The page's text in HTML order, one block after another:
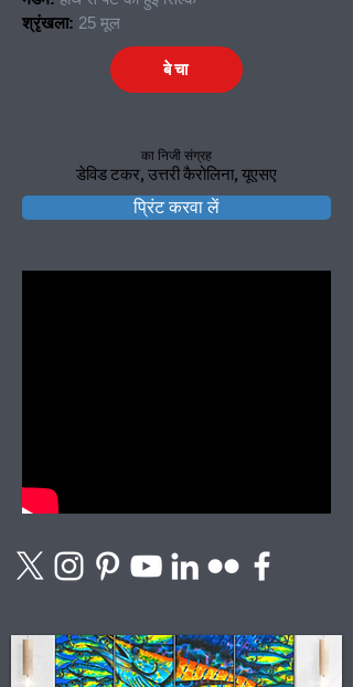
श्रृंखला: 25 मूल
बेचा
का निजी संग्रह
डेविड टकर, उत्तरी कैरोलिना, यूएसए
प्रिंट करवा लें